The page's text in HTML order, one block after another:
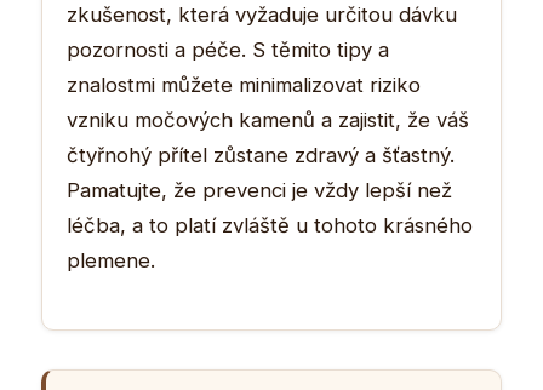
zkušenost, která vyžaduje určitou dávku
pozornosti a péče. S těmito tipy a
znalostmi můžete minimalizovat riziko
vzniku močových kamenů a zajistit, že váš
čtyřnohý přítel zůstane zdravý a šťastný.
Pamatujte, že prevenci je vždy lepší než
léčba, a to platí zvláště u tohoto krásného
plemene.